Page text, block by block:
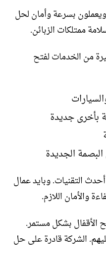
بسرعة وأمان لحل
ممتلكات الزبائن.
من الخدمات لفتح
بأخرى جديدة
الجديدة
التقنيات. وبايد عمال
والأمان اللازم.
الأقفال بشكل مستمر.
الشركة قادرة على حل